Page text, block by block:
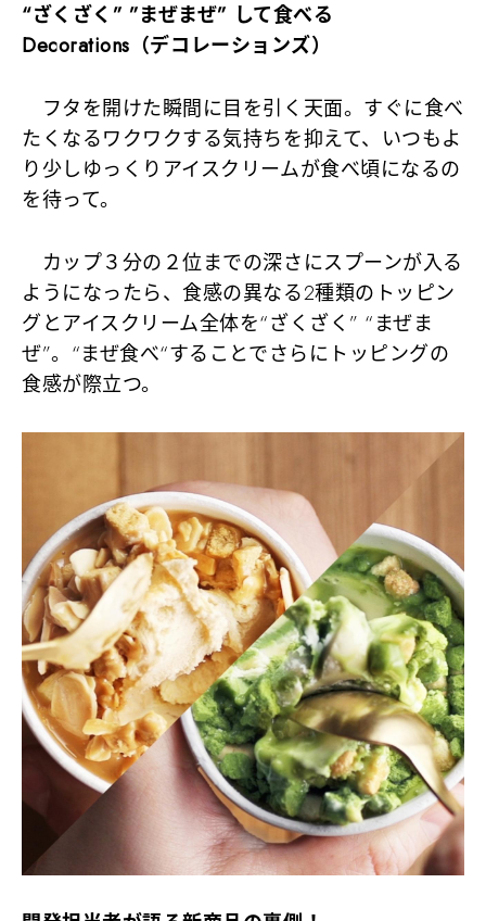
“ざくざく” ”まぜまぜ” して食べる
Decorations（デコレーションズ）
フタを開けた瞬間に目を引く天面。すぐに食べ
たくなるワクワクする気持ちを抑えて、いつもよ
り少しゆっくりアイスクリームが食べ頃になるの
を待って。
カップ３分の２位までの深さにスプーンが入る
ようになったら、食感の異なる2種類のトッピン
グとアイスクリーム全体を“ざくざく” “まぜま
ぜ”。“まぜ食べ“することでさらにトッピングの
食感が際立つ。